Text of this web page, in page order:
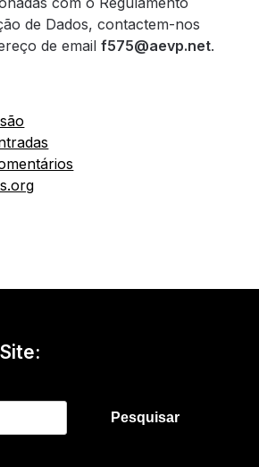
de Dados, contactem-nos
de emailf575@aevp.net.